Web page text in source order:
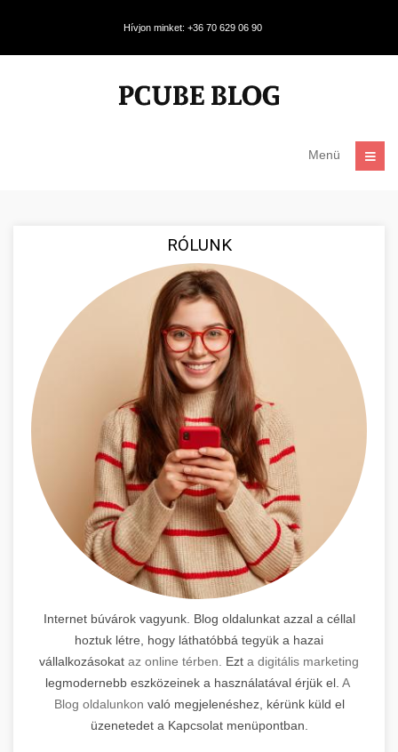
Hívjon minket: +36 70 629 06 90
Menü
RÓLUNK
Internet búvárok vagyunk. Blog oldalunkat azzal a céllal
hoztuk létre, hogy láthatóbbá tegyük a hazai
vállalkozásokat az online térben. Ezt a digitális marketing
legmodernebb eszközeinek a használatával érjük el. A
Blog oldalunkon való megjelenéshez, kérünk küld el
üzenetedet a Kapcsolat menüpontban.